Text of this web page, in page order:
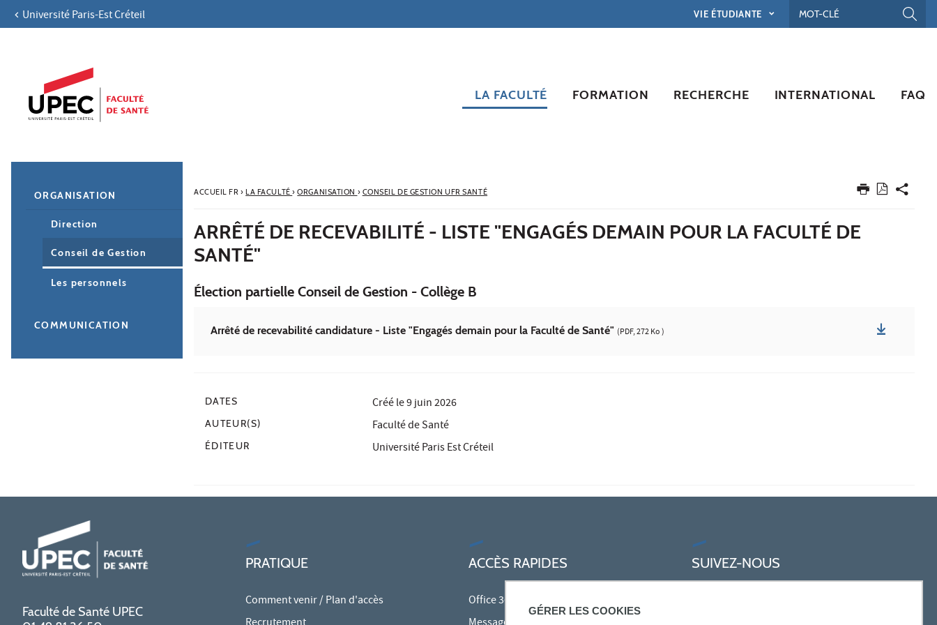
GÉRER LES COOKIES
Aller au contenu
Navigation secondaire
Université Paris-Est Créteil VIE ÉTUDIANTE
LA FACULTÉ FORMATION RECHERCHE INTERNATIONAL FAQ
ACCUEIL FR› LA FACULTÉ› ORGANISATION › CONSEIL DE GESTION UFR SANTÉ
ARRÊTÉ DE RECEVABILITÉ - LISTE "ENGAGÉS DEMAIN POUR LA FACULTÉ DE
SANTÉ"
Élection partielle Conseil de Gestion - Collège B
Arrêté de recevabilité candidature - Liste "Engagés demain pour la Faculté de Santé" (PDF, 272 Ko )
DATES Créé le9 juin 2026
AUTEUR(S) Faculté de Santé
ÉDITEUR Université Paris Est Créteil
ORGANISATION
Direction
Conseil de Gestion
Les personnels
COMMUNICATION
Faculté de Santé UPEC
PRATIQUE
Comment venir / Plan d'accès
ACCÈS RAPIDES
Office 365
SUIVEZ-NOUS